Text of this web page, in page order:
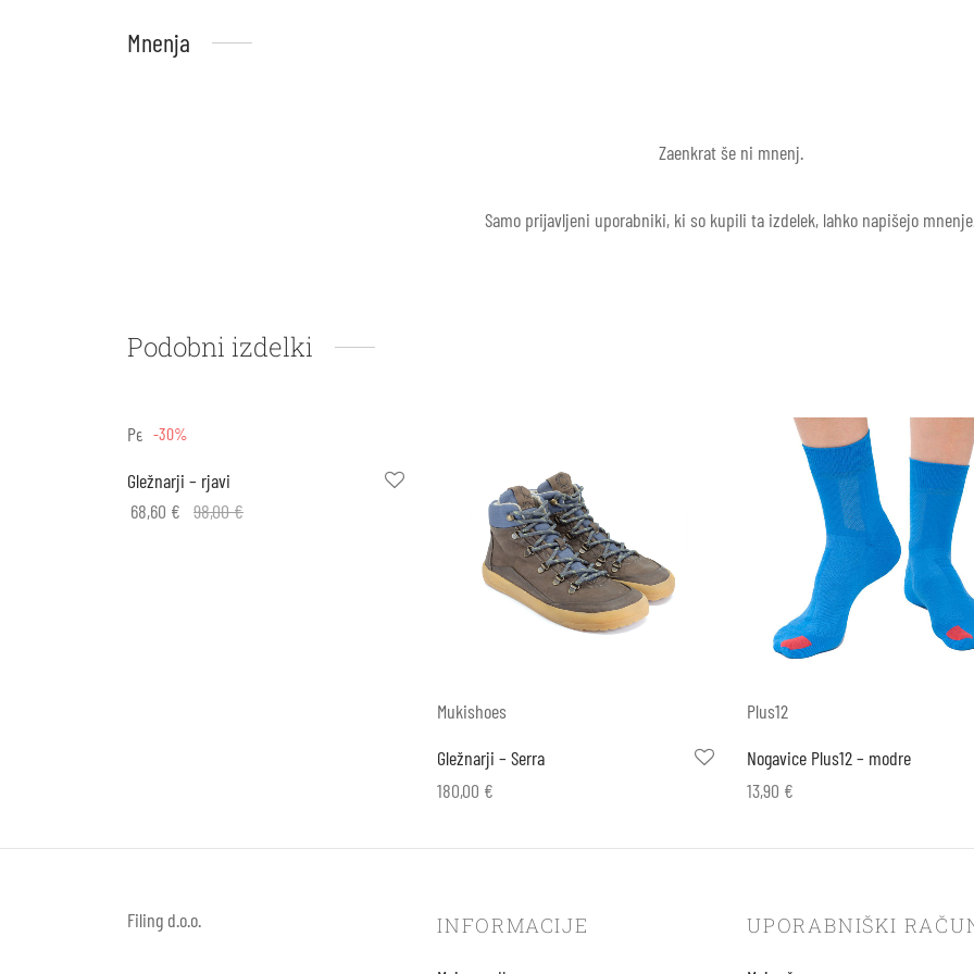
Mnenja
Zaenkrat še ni mnenj.
Samo prijavljeni uporabniki, ki so kupili ta izdelek, lahko napišejo
Podobni izdelki
-30%
Pegres
Gležnarji – rjavi
68,60 € 98,00€
Mukishoes
Gležnarji – Serra
180,00 €
Plus12
Nogavice Plus12 – modre
13,90 €
Filing d.o.o. INFORMACIJE UPORABNIŠKI